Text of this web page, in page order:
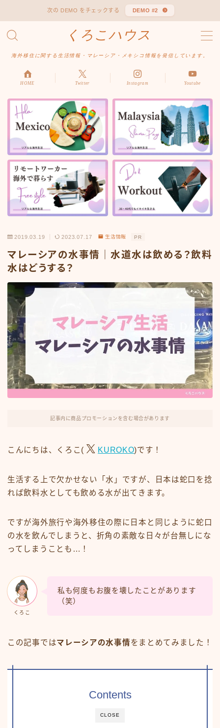
次の DEMO をチェックする DEMO #2
くろこハウス
海外移住に関する生活情報・マレーシア・メキシコ情報を発信しています。
MENU
デモプリセット記事 #1
デモプリセット記事 Part04
デモプリセット記事 Part06
利用規約／特定商取引法に基づく表記
有料記事の決済完了ページ
はじめての方へ
HOME Twitter Instagram Youtube
2019.03.19 2023.07.17 生活情報 PR
マレーシアの水事情｜水道水は飲める？飲料
水はどうする？
記事内に商品プロモーションを含む場合があります
こんにちは、くろこ( KUROKO)です！
生活する上で欠かせない「水」ですが、日本は蛇口を捻
れば飲料水としても飲める水が出てきます。
ですが海外旅行や海外移住の際に日本と同じように蛇口
の水を飲んでしまうと、折角の素敵な日々が台無しにな
ってしまうことも…！
くろこ
私も何度もお腹を壊したことがあります
（笑）
この記事ではマレーシアの水事情をまとめてみました！
CLOSE
Contents